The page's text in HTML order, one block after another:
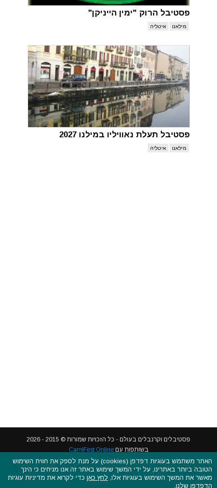
פסטיבל הרוק "ימין הייניקן"
מילאנו איטליה
פסטיבל תעלת נאוויליו במילנו 2027
מילאנו איטליה
פסטיבלים וקרנבלים בעולם - כל הזכויות שמורות © 2015 - 2026
בשותפות עםCarniFest Online
ראשי
הצהרת נגישות אודות תקנון האתר ותנאי שימוש
מדיניות הפרטיות מדיניות עוגיות (קוקיס) כתבו לנו
הטובה ביותר באתרינו, על ידי המשך שימוש באתר זה אנו מניחים כי הינך
מאשר את המשך השימוש בעוגיות אלו,לחץ כאןכדי לקרוא את מדיניות עוגיות